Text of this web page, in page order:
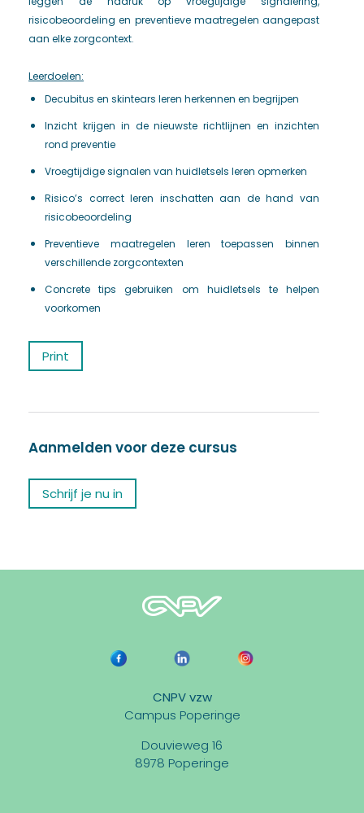
risicobeoordeling en preventieve maatregelen aangepast
aan elke zorgcontext.
Leerdoelen:
Decubitus en skintears leren herkennen en begrijpen
Inzicht krijgen in de nieuwste richtlijnen en inzichten
rond preventie
Vroegtijdige signalen van huidletsels leren opmerken
Risico’s correct leren inschatten aan de hand van
risicobeoordeling
Preventieve maatregelen leren toepassen binnen
verschillende zorgcontexten
Concrete tips gebruiken om huidletsels te helpen
voorkomen
Print
Aanmelden voor deze cursus
Schrijf je nu in
CNPV vzw
Campus Poperinge
Douvieweg 16
8978 Poperinge